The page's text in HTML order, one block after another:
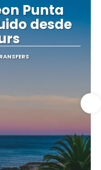
Punta
desde